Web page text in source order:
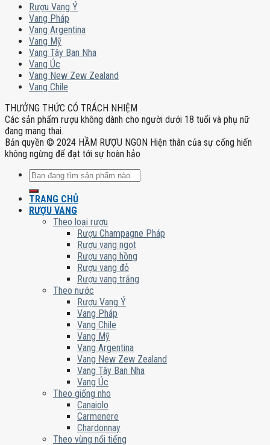
Rượu Vang Ý
Vang Pháp
Vang Argentina
Vang Mỹ
Vang Tây Ban Nha
Vang Úc
Vang New Zew Zealand
Vang Chile
THƯỞNG THỨC CÓ TRÁCH NHIỆM
Các sản phẩm rượu không dành cho người dưới 18 tuổi và phụ nữ
đang mang thai.
Bản quyền © 2024 HẦM RƯỢU NGON Hiện thân của sự cống hiến
không ngừng để đạt tới sự hoàn hảo
Tìm
kiếm:
TRANG CHỦ
RƯỢU VANG
Theo loại rượu
Rượu Champagne Pháp
Rượu vang ngọt
Rượu vang hồng
Rượu vang đỏ
Rượu vang trắng
Theo nước
Rượu Vang Ý
Vang Pháp
Vang Chile
Vang Mỹ
Vang Argentina
Vang New Zew Zealand
Vang Tây Ban Nha
Vang Úc
Theo giống nho
Canaiolo
Carmenere
Chardonnay
Theo vùng nổi tiếng